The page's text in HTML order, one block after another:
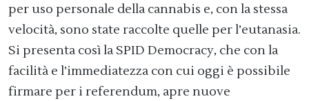
per uso personale della cannabis e, con la stessa
velocità, sono state raccolte quelle per l’eutanasia.
Si presenta così la SPID Democracy, che con la
facilità e l’immediatezza con cui oggi è possibile
firmare per i referendum, apre nuove